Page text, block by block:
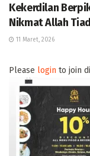
Kekerdilan
Nikmat Allah
11 Maret, 2026
Please login to join